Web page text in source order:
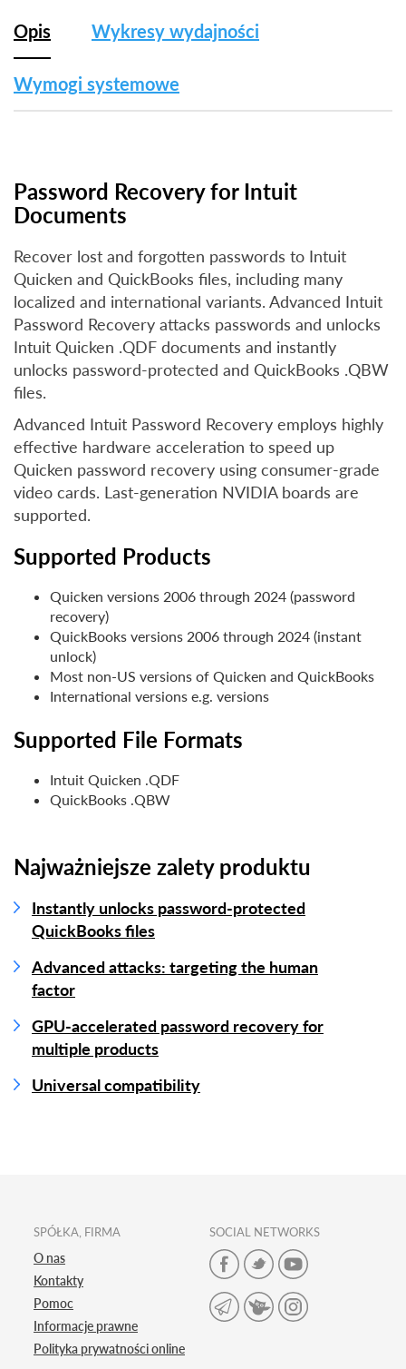
Opis Wykresy wydajności
Wymogi systemowe
Password Recovery for Intuit
Documents
Recover lost and forgotten passwords to Intuit
Quicken and QuickBooks files, including many
localized and international variants. Advanced Intuit
Password Recovery attacks passwords and unlocks
Intuit Quicken .QDF documents and instantly
unlocks password-protected and QuickBooks .QBW
files.
Advanced Intuit Password Recovery employs highly
effective hardware acceleration to speed up
Quicken password recovery using consumer-grade
video cards. Last-generation NVIDIA boards are
supported.
Supported Products
Quicken versions 2006 through 2024 (password
recovery)
QuickBooks versions 2006 through 2024 (instant
unlock)
Most non-US versions of Quicken and QuickBooks
International versions e.g. versions
Supported File Formats
Intuit Quicken .QDF
QuickBooks .QBW
Najważniejsze zalety produktu
Instantly unlocks password-protected
QuickBooks files
Advanced attacks: targeting the human
factor
GPU-accelerated password recovery for
multiple products
Universal compatibility
SPÓŁKA, FIRMA
O nas
Kontakty
Pomoc
Informacje prawne
Polityka prywatności online
SOCIAL NETWORKS